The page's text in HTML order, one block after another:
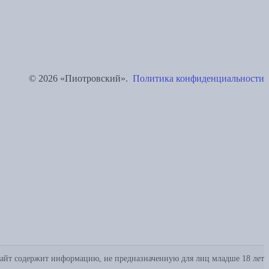
© 2026 «Пиотровский». Политика конфиденциальности
содержит информацию, не предназначенную для лиц младше 18 лет